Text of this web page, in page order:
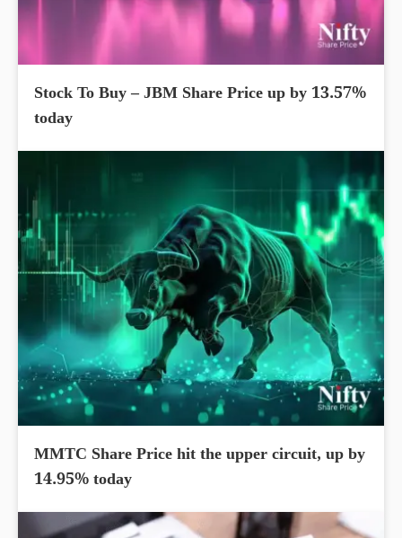
Stock To Buy – JBM Share Price up by 13.57%
today
MMTC Share Price hit the upper circuit, up by
14.95% today